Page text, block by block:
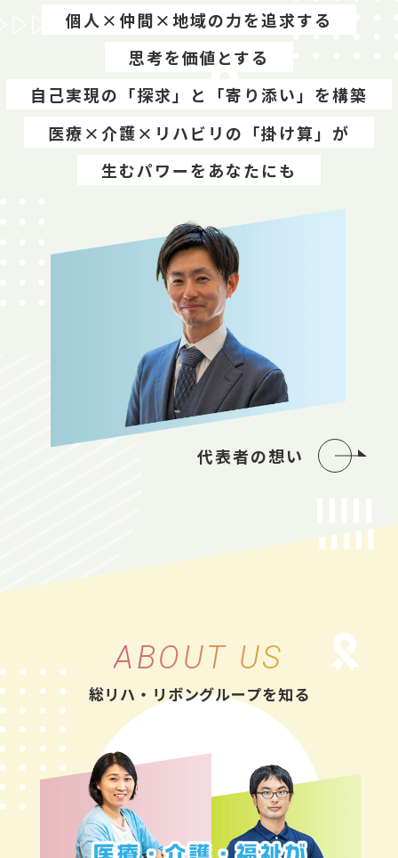
個人×仲間×地域の力を追求する
思考を価値とする
自己実現の「探求」と「寄り添い」を構築
医療×介護×リハビリの「掛け算」が
生むパワーをあなたにも
代表者の想い
ABOUT US
総リハ・リボングループを知る